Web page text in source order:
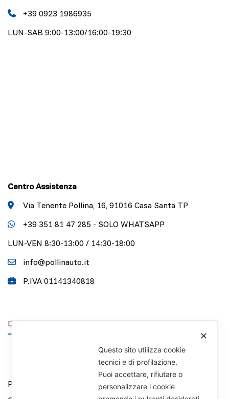
+39 0923 1986935
LUN-SAB 9:00-13:00/16:00-19:30
Centro Assistenza
Via Tenente Pollina, 16, 91016 Casa Santa TP
+39 351 81 47 285 - SOLO WHATSAPP
LUN-VEN 8:30-13:00 / 14:30-18:00
info@pollinauto.it
P.IVA 01141340818
DISCLAIMER
Privacy Policy
✕
Questo sito utilizza cookie
tecnici e di profilazione.
Puoi accettare, rifiutare o
personalizzare i cookie